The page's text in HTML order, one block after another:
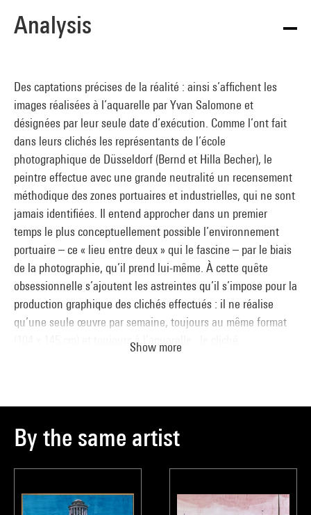
Analysis
Des captations précises de la réalité : ainsi s’affichent les
images réalisées à l’aquarelle par Yvan Salomone et
désignées par leur seule date d’exécution. Comme l’ont fait
dans leurs clichés les représentants de l’école
photographique de Düsseldorf (Bernd et Hilla Becher), le
peintre effectue avec une grande neutralité un recensement
méthodique des zones portuaires et industrielles, qui ne sont
jamais identifiées. Il entend approcher dans un premier
temps le plus conceptuellement possible l’environnement
portuaire – ce « lieu entre deux » qui le fascine – par le biais
de la photographie, qu’il prend lui-même. À cette quête
obsessionnelle s’ajoutent les astreintes qu’il s’impose pour la
production graphique des clichés effectués : il ne réalise
qu’une seule œuvre par semaine, toujours au même format
(104 x 145 cm) et toujours à l’aquarelle ; le cliché
perdu, un espace vide qui semblent figés, que rien ne trouble
et que nul n’habite.
Show more
By the same artist